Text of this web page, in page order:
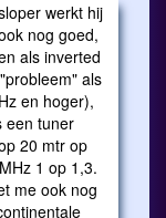
werkt hij
nog goed,
als inverted
als
en hoger),
een tuner
20 mtr op
1 op 1,3.
me ook nog